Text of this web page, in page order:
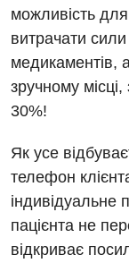
Комп’ютерна
Магнітно-
Мамографія
Рентгенографія
Для
Гінекологічне
Денний
Діагностичне
Онкологічне
Декларування
Українська
Російська
можливість
витрачати
медикаментів,
зручному
30%!
Як усе
телефон
індивідуальне
пацієнта не
відкриває